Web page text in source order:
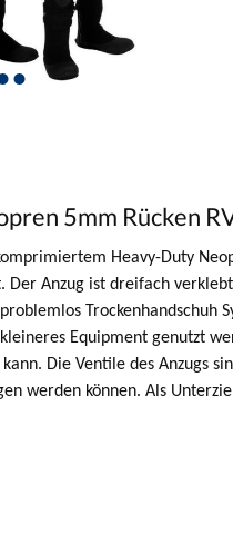
5mm Rücken
Heavy-Duty
Anzug ist dreifach
Equipment genutzt
Die Ventile des
werden können. Als